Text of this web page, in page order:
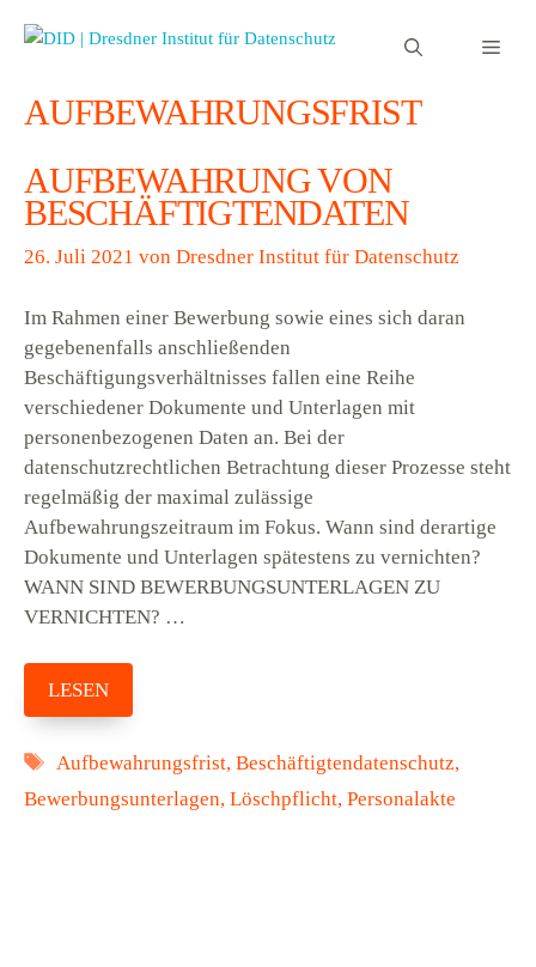
Inhalt
AUFBEWAHRUNGSFRIST
AUFBEWAHRUNG VON
BESCHÄFTIGTENDATEN
26. Juli 2021 von Dresdner Institut für Datenschutz
Im Rahmen einer Bewerbung sowie eines sich daran
gegebenenfalls anschließenden
Beschäftigungsverhältnisses fallen eine Reihe
verschiedener Dokumente und Unterlagen mit
personenbezogenen Daten an. Bei der
datenschutzrechtlichen Betrachtung dieser Prozesse steht
regelmäßig der maximal zulässige
Aufbewahrungszeitraum im Fokus. Wann sind derartige
Dokumente und Unterlagen spätestens zu vernichten?
WANN SIND BEWERBUNGSUNTERLAGEN ZU
VERNICHTEN? …
LESEN
Schlagwörter
Aufbewahrungsfrist,Beschäftigtendatenschutz,
Bewerbungsunterlagen, Löschpflicht, Personalakte